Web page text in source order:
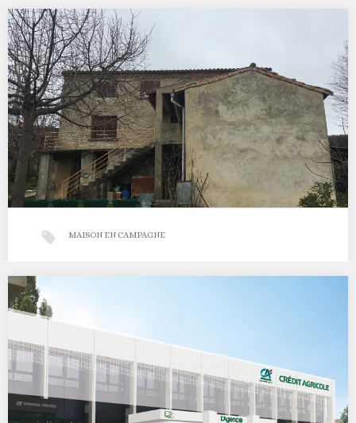
APPARTEMENT VALENCE CENTRE
Retour en images sur un appartement en plein coeur de Valence,
Une réhabilitation complète avec réorganisation…
REHABILITATION D’UNE MAISON DE CAMPAGNE
Ce mois de mars est riche en projets variés. Aujourd’hui
présentation d’une mission dite d’étude préliminaire,…
MAISON EN CAMPAGNE